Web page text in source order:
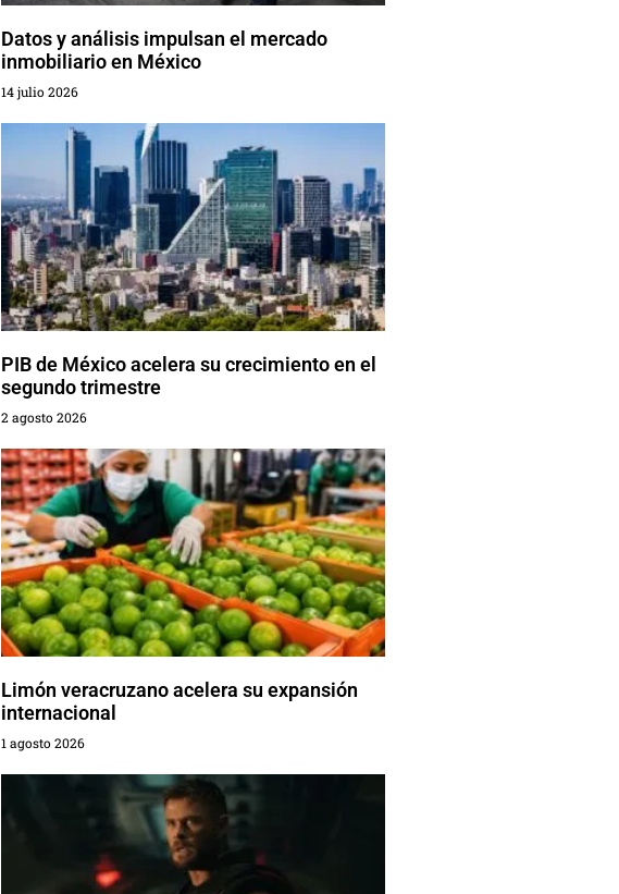
Datos y análisis impulsan el mercado
inmobiliario en México
14 julio 2026
PIB de México acelera su crecimiento en el
segundo trimestre
2 agosto 2026
Limón veracruzano acelera su expansión
internacional
1 agosto 2026